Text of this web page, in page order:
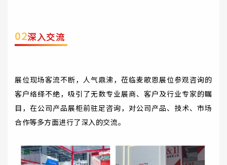
02深入交流
展位现场客流不断，人气鼎沸，莅临麦歌恩展位参观咨询的
客户络绎不绝，吸引了无数专业展商、客户及行业专家的瞩
目，在公司产品展柜前驻足咨询，对公司产品、技术、市场
合作等多方面进行了深入的交流。